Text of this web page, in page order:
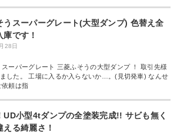
うスーパーグレート(大型ダンプ) 色替え全
庫です！
28日
ーパーグレート 三菱ふそうの大型ダンプ ！ 取引先様
した。 工場に入るか入らないか…。(見切発車) なんせ
頼は指
UD小型4tダンプの全塗装完成!! サビも無く
える綺麗さ！